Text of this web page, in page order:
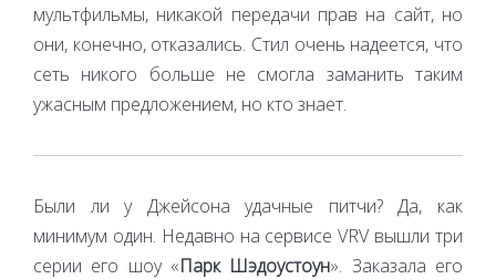
мультфильмы, никакой передачи прав на сайт, но
они, конечно, отказались. Стил очень надеется, что
сеть никого больше не смогла заманить таким
ужасным предложением, но кто знает.
Были ли у Джейсона удачные питчи? Да, как
минимум один. Недавно на сервисе VRV вышли три
серии его шоу «Парк Шэдоустоун». Заказала его